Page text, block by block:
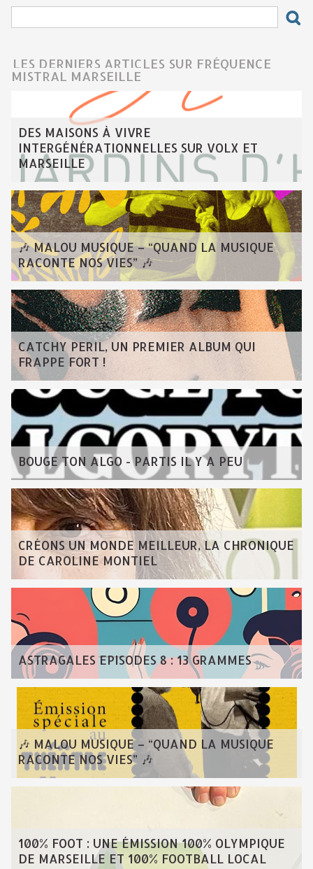
LES DERNIERS ARTICLES SUR FRÉQUENCE
MISTRAL MARSEILLE
DES MAISONS À VIVRE
INTERGÉNÉRATIONNELLES SUR VOLX ET
MARSEILLE
🎶 MALOU MUSIQUE – “QUAND LA MUSIQUE
RACONTE NOS VIES” 🎶
CATCHY PERIL, UN PREMIER ALBUM QUI
FRAPPE FORT !
BOUGE TON ALGO - PARTIS IL Y A PEU
CRÉONS UN MONDE MEILLEUR, LA CHRONIQUE
DE CAROLINE MONTIEL
ASTRAGALES EPISODES 8 : 13 GRAMMES
🎶 MALOU MUSIQUE – “QUAND LA MUSIQUE
RACONTE NOS VIES” 🎶
100% FOOT : UNE ÉMISSION 100% OLYMPIQUE
DE MARSEILLE ET 100% FOOTBALL LOCAL